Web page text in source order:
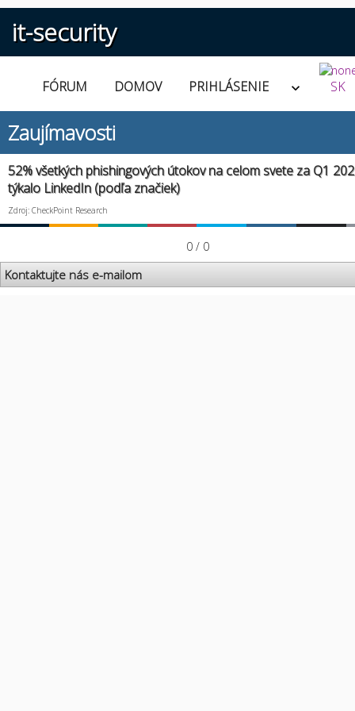
it-security
FÓRUM DOMOV PRIHLÁSENIE SK
Zaujímavosti
52% všetkých phishingových útokov na celom svete za Q1
týkalo LinkedIn (podľa značiek)
Zdroj: CheckPoint Research
0 / 0
Kontaktujte nás e-mailom